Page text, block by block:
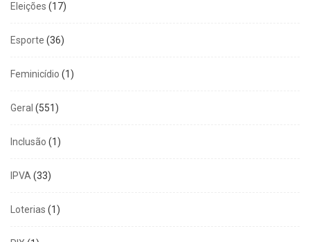
Eleições (17)
Esporte (36)
Feminicídio (1)
Geral (551)
Inclusão (1)
IPVA(33)
Loterias (1)